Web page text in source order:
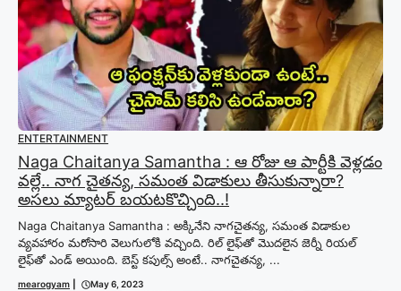
ENTERTAINMENT
Naga Chaitanya Samantha : ఆ రోజు ఆ పార్టీకి వెళ్లడం
వల్లే.. నాగ చైతన్య, సమంత విడాకులు తీసుకున్నారా?
అసలు మ్యాటర్ బయటకొచ్చింది..!
Naga Chaitanya Samantha : అక్కినేని నాగచైతన్య, సమంత విడాకుల
వ్యవహారం మరోసారి వెలుగులోకి వచ్చింది. రిల్ లైఫ్‌తో మొదలైన జెర్నీ రియల్
లైఫ్‌తో ఎండ్ అయింది. బెస్ట్ కపుల్స్ అంటే.. నాగచైతన్య, ...
mearogyam May 6, 2023